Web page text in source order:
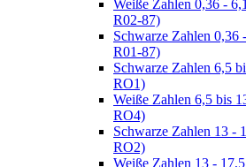
Weiße Zahlen 0,36 -
R02-87)
Schwarze Zahlen 0,36
R01-87)
Schwarze Zahlen 6,5
RO1)
Weiße Zahlen 6,5 bis
RO4)
Schwarze Zahlen 13 -
RO2)
Weiße Zahlen 13 -